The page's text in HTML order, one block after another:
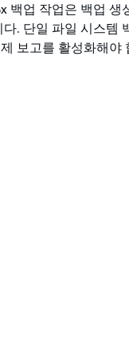
백업 작업은 백업 생
. 단일 파일 시스템
보고를 활성화해야